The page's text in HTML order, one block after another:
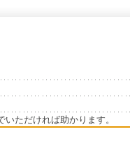
ただければ助かります。